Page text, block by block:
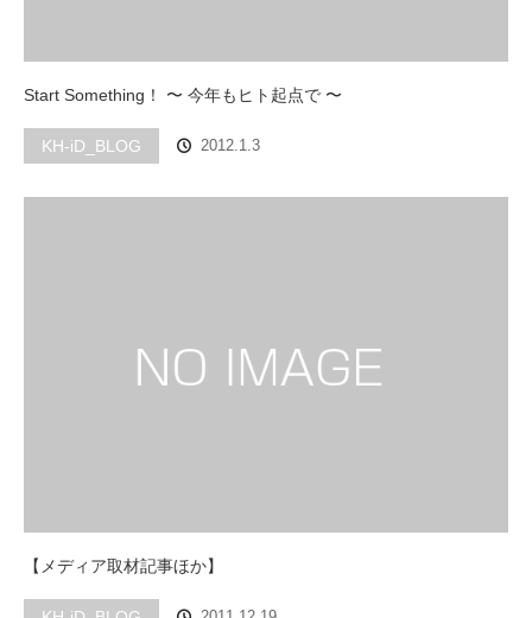
Start Something！ 〜 今年もヒト起点で 〜
KH-iD_BLOG 2012.1.3
【メディア取材記事ほか】